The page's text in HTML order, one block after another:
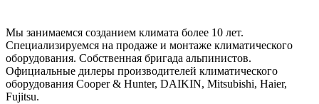
Мы занимаемся созданием климата более 10 лет.
Специализируемся на продаже и монтаже климатического
оборудования. Собственная бригада альпинистов.
Официальные дилеры производителей климатического
оборудования Cooper & Hunter, DAIKIN, Mitsubishi, Haier,
Fujitsu.